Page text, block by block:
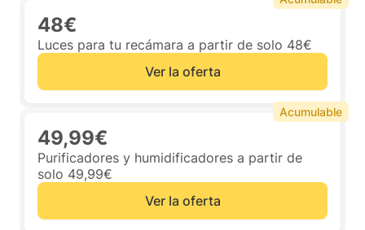
48€
Luces para tu recámara a partir de solo 48€
Ver la oferta
49,99€
Purificadores y humidificadores a partir de
solo 49,99€
Ver la oferta
Acumulable